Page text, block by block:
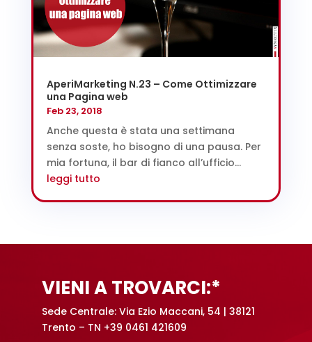
AperiMarketing N.23 – Come Ottimizzare
una Pagina web
Feb 23, 2018
Anche questa è stata una settimana
senza soste, ho bisogno di una pausa. Per
mia fortuna, il bar di fianco all’ufficio...
leggi tutto
VIENI A TROVARCI:*
Sede Centrale: Via Ezio Maccani, 54 | 38121
Trento – TN +39 0461 421609